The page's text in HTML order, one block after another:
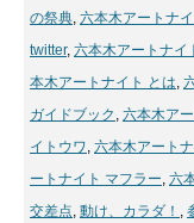
の祭典, 六本木アートナイ
twitter, 六本木アートナイ
本木アートナイト とは,
ガイドブック , 六本木ア
イトウワ, 六本木アート
ートナイト マフラー, 六
交差点, 動け、カラダ！ ,